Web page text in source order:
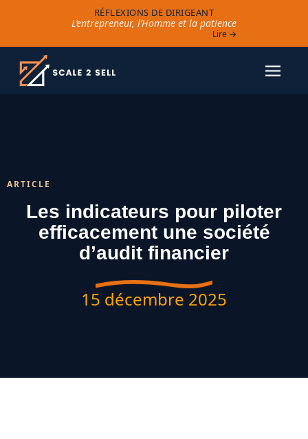
RÉFLEXIONS DE DIRIGEANT
L’entrepreneur, l’Homme et la patience
Lire →
ARTICLE
Les indicateurs pour piloter
efficacement une société
d’audit financier
15 décembre 2025